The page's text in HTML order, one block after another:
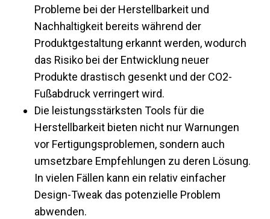
Probleme bei der Herstellbarkeit und
Nachhaltigkeit bereits während der
Produktgestaltung erkannt werden, wodurch
das Risiko bei der Entwicklung neuer
Produkte drastisch gesenkt und der CO2-
Fußabdruck verringert wird.
Die leistungsstärksten Tools für die
Herstellbarkeit bieten nicht nur Warnungen
vor Fertigungsproblemen, sondern auch
umsetzbare Empfehlungen zu deren Lösung.
In vielen Fällen kann ein relativ einfacher
Design-Tweak das potenzielle Problem
abwenden.